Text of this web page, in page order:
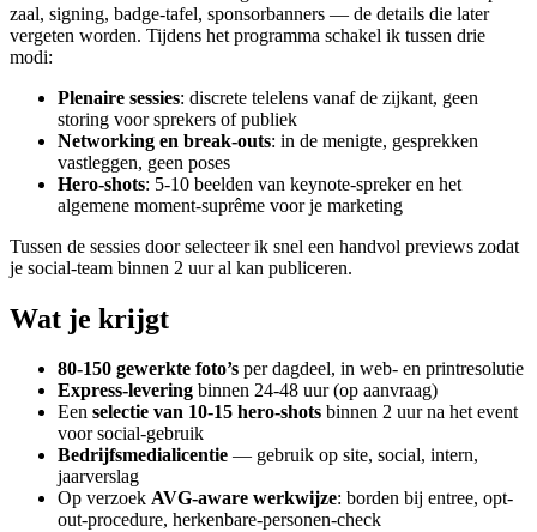
zaal, signing, badge-tafel, sponsorbanners — de details die later
vergeten worden. Tijdens het programma schakel ik tussen drie
modi:
Plenaire sessies: discrete telelens vanaf de zijkant, geen
storing voor sprekers of publiek
Networking en break-outs: in de menigte, gesprekken
vastleggen, geen poses
Hero-shots: 5-10 beelden van keynote-spreker en het
algemene moment-suprême voor je marketing
Tussen de sessies door selecteer ik snel een handvol previews zodat
je social-team binnen 2 uur al kan publiceren.
Wat je krijgt
80-150 gewerkte foto’s per dagdeel, in web- en printresolutie
Express-levering binnen 24-48 uur (op aanvraag)
Een selectie van 10-15 hero-shots binnen 2 uur na het event
voor social-gebruik
Bedrijfsmedialicentie — gebruik op site, social, intern,
jaarverslag
Op verzoek AVG-aware werkwijze: borden bij entree, opt-
out-procedure, herkenbare-personen-check